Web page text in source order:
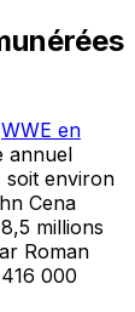
WWE en
annuel
soit environ
Cena
millions
Roman
000